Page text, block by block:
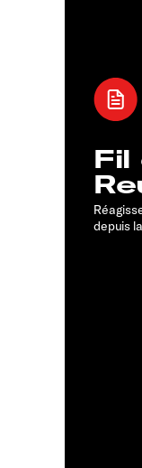
depuis